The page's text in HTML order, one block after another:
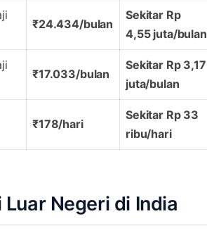
₹24.434/bulan
Sekitar Rp
4,55 juta/bulan
₹17.033/bulan
Sekitar Rp 3,17
juta/bulan
₹178/hari
Sekitar Rp 33
ribu/hari
Luar Negeri di India